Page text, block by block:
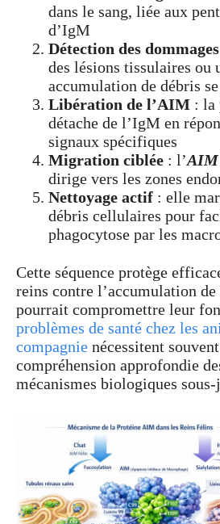
dans le sang, liée aux
d’IgM
Détection des dommages
des lésions tissulaires ou
accumulation de débris
Libération de l’AIM : la
détache de l’IgM en
signaux spécifiques
Migration ciblée : l’
dirige vers les zones
Nettoyage actif : elle
débris cellulaires pour
phagocytose par les
Cette séquence protège
reins contre l’accumulation de
pourrait compromettre leur
problèmes de santé chez les
compagnie nécessitent
compréhension approfondie
mécanismes biologiques sous-